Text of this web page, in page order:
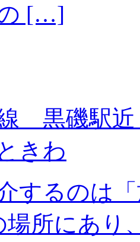
[…]
線 黒
きわ
するのは
場所にあり